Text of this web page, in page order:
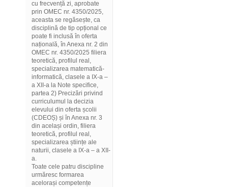
cu frecvență zi, aprobate
prin OMEC nr. 4350/2025,
aceasta se regăsește, ca
disciplină de tip opțional ce
poate fi inclusă în oferta
națională, în Anexa nr. 2 din
OMEC nr. 4350/2025 filiera
teoretică, profilul real,
specializarea matematică-
informatică, clasele a IX-a –
a XII-a la Note specifice,
partea 2) Precizări privind
curriculumul la decizia
elevului din oferta școlii
(CDEOȘ) și în Anexa nr. 3
din același ordin, filiera
teoretică, profilul real,
specializarea științe ale
naturii, clasele a IX-a – a XII-
a.
Toate cele patru discipline
urmăresc formarea
acelorași competențe